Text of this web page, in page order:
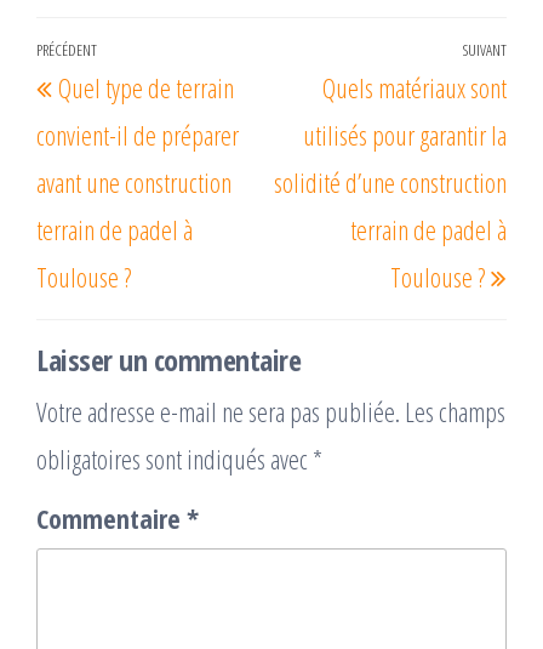
Navigation
de
l’article
Article
précédent
PRÉCÉDENT
Quel type de terrain
convient-il de préparer
avant une construction
terrain de padel à
Toulouse ?
SUIVANT
Quels matériaux sont
utilisés pour garantir la
solidité d’une construction
terrain de padel à
Toulouse ?
Laisser un commentaire
Votre adresse e-mail ne sera pas publiée. Les champs
obligatoires sont indiqués avec *
Commentaire *